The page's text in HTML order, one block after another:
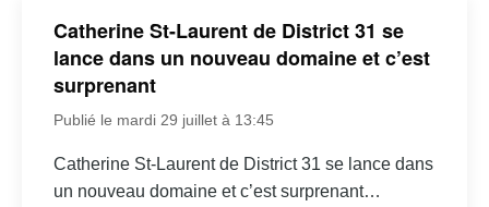
Catherine St-Laurent de District 31 se
lance dans un nouveau domaine et c’est
surprenant
Publié le mardi 29 juillet à 13:45
Catherine St-Laurent de District 31 se lance dans
un nouveau domaine et c’est surprenant…